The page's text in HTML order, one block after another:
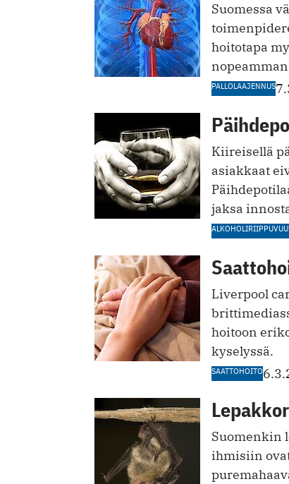
Suomessa
hoito­tapa
PALLOLAAJENNUS
Kiireisellä
asiakkaat
jaksa
Liverpool
hoitoon
kyselyssä.
SAATTOHOITO
Suomenkin
ihmisiin